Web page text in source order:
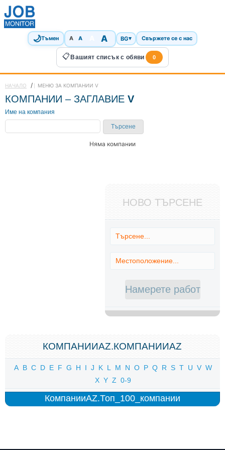
🌙Тъмен A A A BG▾ Свържете се с нас
📋Вашият списък с обяви 0
НАЧАЛО / МЕНЮ ЗА КОМПАНИИ V
КОМПАНИИ – ЗАГЛАВИЕ V
Име на компания
Търсене
Няма компании
НОВО ТЪРСЕНЕ
КОМПАНИИAZ.КОМПАНИИAZ
A B C D E F G H I J K L M N O P Q R S T U V W
X Y Z 0-9
КомпанииAZ.Топ_100_компании